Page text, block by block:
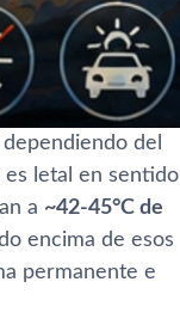
del
es letal en sentido
a ~42-45°C de
encima de esos
permanente e